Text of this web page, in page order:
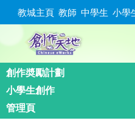
教城主頁 教師 中學生 小學
創作奬勵計劃
小學生創作
管理頁